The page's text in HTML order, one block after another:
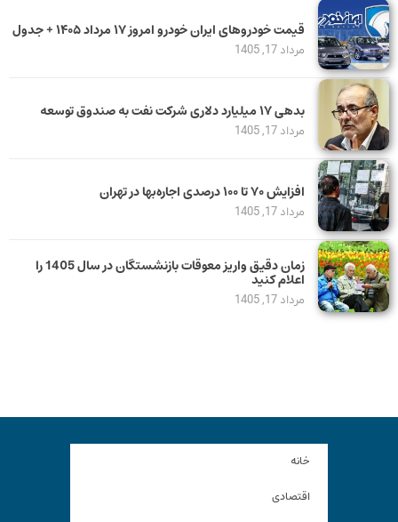
قیمت خودرو‌های ایران خودرو امروز ۱۷ مرداد ۱۴۰۵ + جدول
مرداد 17, 1405
بدهی ١٧ میلیارد دلاری شرکت نفت به صندوق توسعه
مرداد 17, 1405
افزایش ۷۰ تا ۱۰۰ درصدی اجاره‌بها در تهران
مرداد 17, 1405
زمان دقیق واریز معوقات بازنشستگان در سال 1405 را
اعلام کنید
مرداد 17, 1405
خانه
اقتصادی